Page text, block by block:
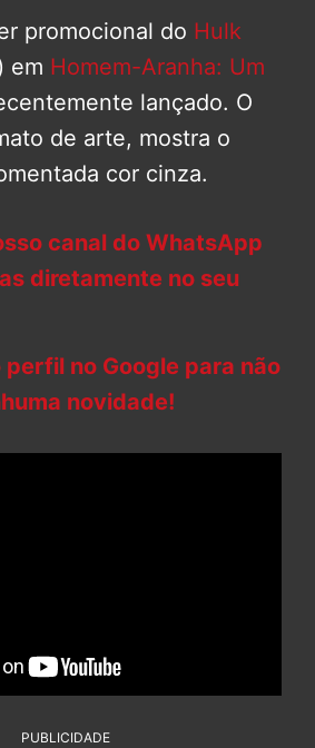
promocional do Hulk
em Homem-Aranha: Um
lançado. O
de arte, mostra o
cor cinza.
canal do WhatsApp
diretamente no seu
perfil no Google para não
novidade!
PUBLICIDADE